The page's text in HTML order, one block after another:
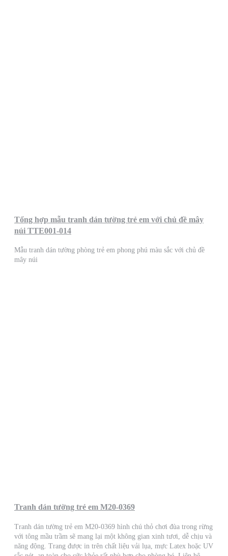
Tổng hợp mẫu tranh dán tường trẻ em với chủ đề mây
núi TTE001-014
Mẫu tranh dán tường phòng trẻ em phong phú màu sắc với chủ đề
mây núi
Tranh dán tường trẻ em M20-0369
Tranh dán tường trẻ em M20-0369 hình chú thỏ chơi đùa trong rừng
với tông mầu trầm sẽ mang lại một không gian xinh tươi, dễ chịu và
năng động. Trang được in trên chất liệu vải lụa, mực Latex hoặc UV